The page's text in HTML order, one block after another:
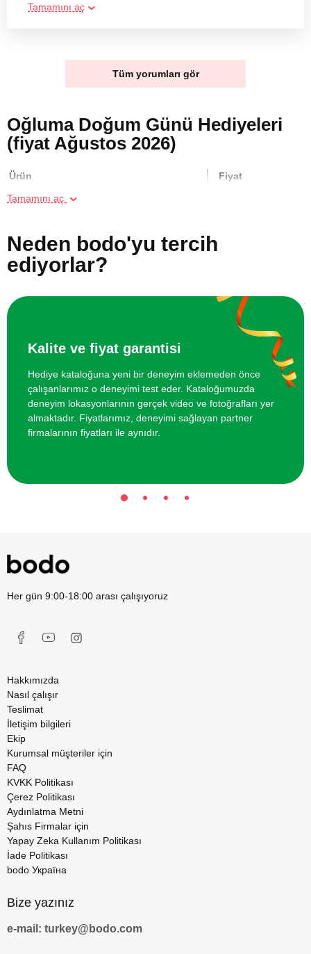
Tamamını aç
Tüm yorumları gör
Oğluma Doğum Günü Hediyeleri
(fiyat Ağustos 2026)
Ürün Fiyat
İstanbul'da ATV Safari
İki Kişi için Seramik Atölyesi 2000 TL
Makaralı Yay Atışı
2100 TL
Istanbul'da Arkadaş Grubu için Ok Atışı
Eğitimi
1650 TL
Istanbul'da İki Kişi için Hareketli
Tamamını aç
Neden bodo'yu tercih
ediyorlar?
Kalite ve fiyat garantisi
Hediye kataloğuna yeni bir deneyim eklemeden önce
çalışanlarımız o deneyimi test eder. Kataloğumuzda
deneyim lokasyonlarının gerçek video ve fotoğrafları yer
almaktadır. Fiyatlarımız, deneyimi sağlayan partner
firmalarının fiyatları ile aynıdır.
Her gün 9:00-18:00 arası çalışıyoruz
Hakkımızda
Nasıl çalışır
Teslimat
İletişim bilgileri
Ekip
Kurumsal müşteriler için
FAQ
KVKK Politikası
Çerez Politikası
Aydınlatma Metni
Şahıs Firmalar için
Yapay Zeka Kullanım Politikası
İade Politikası
bodo Україна
Bize yazınız
e-mail: turkey@bodo.com